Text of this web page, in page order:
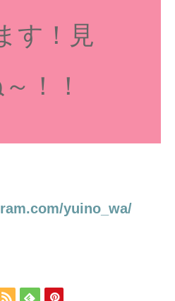
す！見
！！
yuino_wa/